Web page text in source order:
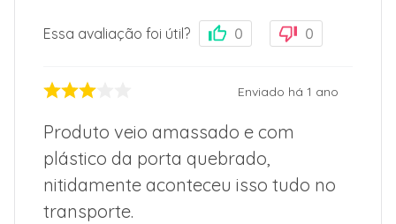
Essa avaliação foi útil? 0 0
Enviado há 1 ano
Produto veio amassado e com
plástico da porta quebrado,
nitidamente aconteceu isso tudo no
transporte.